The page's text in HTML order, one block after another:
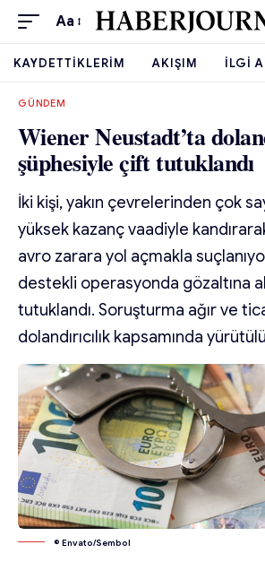
Aa
KAYDETTIKLERIM AKIŞIM İLGI
GÜNDEM
Wiener Neustadt’ta
şüphesiyle çift tutuklandı
İki kişi, yakın çevrelerinden çok
yüksek kazanç vaadiyle
avro zarara yol açmakla
destekli operasyonda gözaltına
tutuklandı. Soruşturma ağır ve
dolandırıcılık kapsamında
© Envato/Sembol